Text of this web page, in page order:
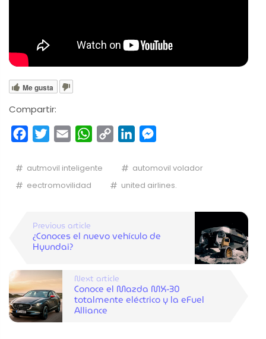
Me gusta
Compartir:
FacebookTwitterEmail WhatsApp
Copy
LinkedIn
autmovil inteligente
automovil volador
eectromovilidad
united airlines.
Previous article
¿Conoces el nuevo vehículo de
Hyundai?
Next article
Conoce el Mazda MX-30
totalmente eléctrico y la eFuel
Alliance